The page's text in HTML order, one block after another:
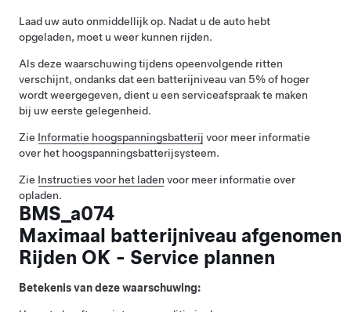
Laad uw auto onmiddellijk op. Nadat u de auto hebt
opgeladen, moet u weer kunnen rijden.
Als deze waarschuwing tijdens opeenvolgende ritten
verschijnt, ondanks dat een batterijniveau van 5% of hoger
wordt weergegeven, dient u een serviceafspraak te maken
bij uw eerste gelegenheid.
Zie Informatie hoogspanningsbatterij voor meer informatie
over het hoogspanningsbatterijsysteem.
Zie Instructies voor het laden voor meer informatie over
opladen.
BMS_a074
Maximaal batterijniveau afgenomen
Rijden OK - Service plannen
Betekenis van deze waarschuwing: